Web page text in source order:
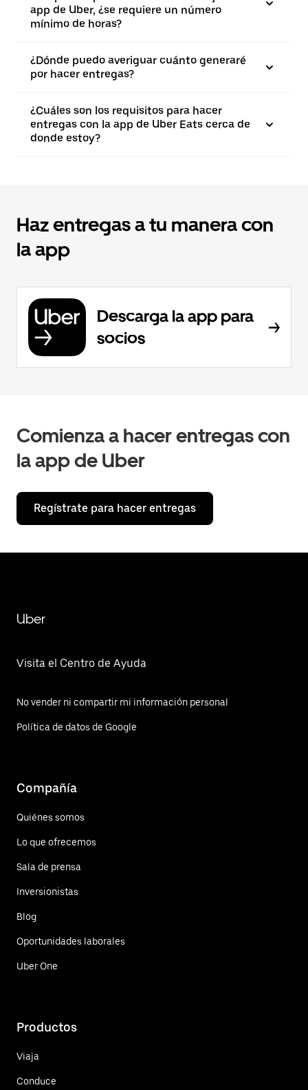
app de Uber, ¿se requiere un número
mínimo de horas?
¿Dónde puedo averiguar cuánto generaré
por hacer entregas?
¿Cuáles son los requisitos para hacer
entregas con la app de Uber Eats cerca de
donde estoy?
Haz entregas a tu manera con
la app
Descarga la app para
socios
Comienza a hacer entregas con
la app de Uber
Regístrate para hacer entregas
Uber
Visita el Centro de Ayuda
No vender ni compartir mi información personal
Política de datos de Google
Compañía
Quiénes somos
Lo que ofrecemos
Sala de prensa
Inversionistas
Blog
Oportunidades laborales
Uber One
Productos
Viaja
Conduce